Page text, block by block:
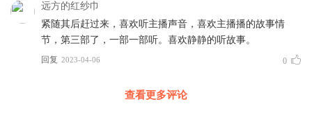
远方的红纱巾
紧随其后赶过来，喜欢听主播声音，喜欢主播播的故事情
节，第三部了，一部一部听。喜欢静静的听故事。
回复 2023-04-06 0
查看更多评论